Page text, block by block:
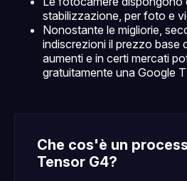
stabilizzazione, per foto e
Nonostante le migliorie,
indiscrezioni il prezzo base
aumenti e in certi mercati
gratuitamente una Google
Che cos'è un
Tensor G4?